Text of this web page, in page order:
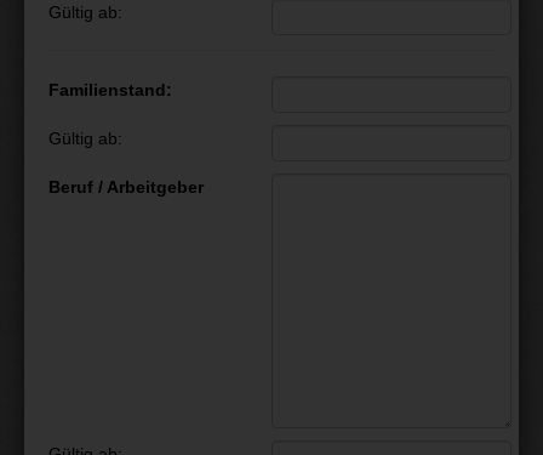
Gültig ab:
Familienstand:
Gültig ab:
Beruf / Arbeitgeber